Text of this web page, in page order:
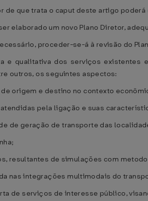
de que trata o caput deste artigo
elaborado um novo Plano Diretor,
proceder-se-á à revisão do
e qualitativa dos serviços
outros, os seguintes aspectos:
origem e destino no contexto
pela ligação e suas
de geração de transporte das
resultantes de simulações com
nas integrações multimodais do
de serviços de interesse público,